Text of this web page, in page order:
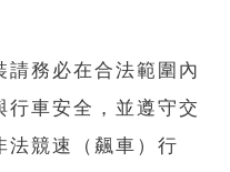
請務必在合法範圍內
行車安全，並遵守交
法競速（飆車）行